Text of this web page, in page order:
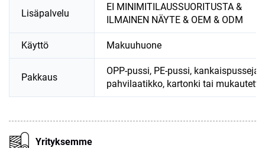
Lisäpalvelu
EI MINIMITILAUSSUORITUSTA &
ILMAINEN NÄYTE & OEM & ODM
Käyttö Makuuhuone
Pakkaus
OPP-pussi, PE-pussi, kankaispusseja,
pahvilaatikko, kartonki tai mukautettu
Yrityksemme